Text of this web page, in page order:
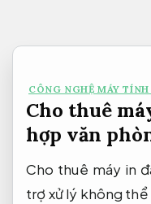
dungCÔNG NGHỆ MÁY
Cho thuê
hợp văn
Cho thuê máy in
trợ xử lý không